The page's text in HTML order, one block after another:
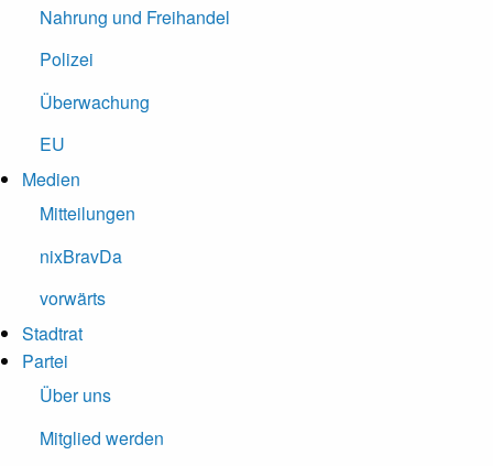
Nahrung und Freihandel
Polizei
Überwachung
EU
Medien
Mitteilungen
nixBravDa
vorwärts
Stadtrat
Partei
Über uns
Mitglied werden